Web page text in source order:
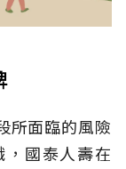
所面臨的風險
國泰人壽在